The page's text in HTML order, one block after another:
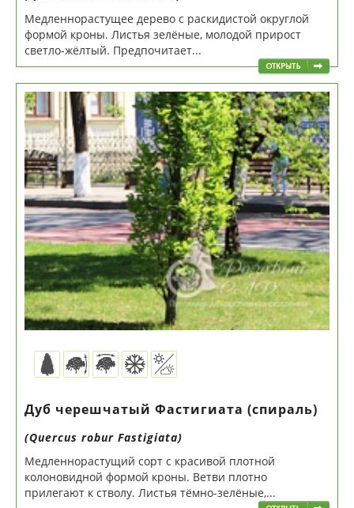
Медленнорастущее дерево с раскидистой округлой
формой кроны. Листья зелёные, молодой прирост
светло-жёлтый. Предпочитает...
Дуб черешчатый Фастигиата (спираль)
(Quercus robur Fastigiata)
Медленнорастущий сорт с красивой плотной
колоновидной формой кроны. Ветви плотно
прилегают к стволу. Листья тёмно-зелёные,...